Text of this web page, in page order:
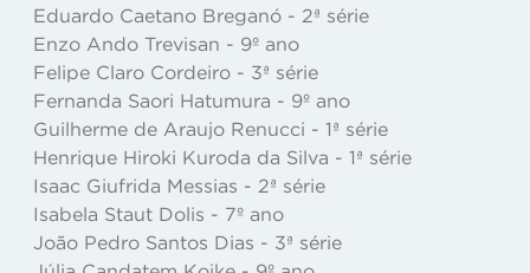
Eduardo Caetano Breganó - 2ª série
Enzo Ando Trevisan - 9º ano
Felipe Claro Cordeiro - 3ª série
Fernanda Saori Hatumura - 9º ano
Guilherme de Araujo Renucci - 1ª série
Henrique Hiroki Kuroda da Silva - 1ª série
Isaac Giufrida Messias - 2ª série
Isabela Staut Dolis - 7º ano
João Pedro Santos Dias - 3ª série